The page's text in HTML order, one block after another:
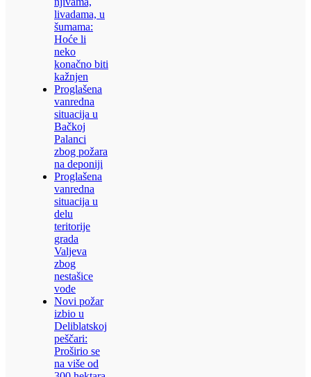
livadama, u
šumama:
Hoće li
neko
konačno biti
kažnjen
Proglašena
vanredna
situacija u
Bačkoj
Palanci
zbog požara
na deponiji
Proglašena
vanredna
situacija u
delu
teritorije
grada
Valjeva
zbog
nestašice
vode
Novi požar
izbio u
Deliblatskoj
peščari:
Proširio se
na više od